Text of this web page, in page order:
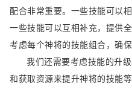
配合非常重要。一些技能可以
一些技能可以互相补充，提供
考虑每个神将的技能组合，确
我们还需要考虑技能的升
和获取资源来提升神将的技能